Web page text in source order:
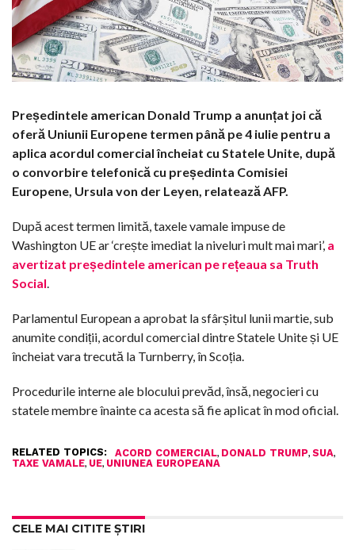
Președintele american Donald Trump a anunțat joi că
oferă Uniunii Europene termen până pe 4 iulie pentru a
aplica acordul comercial încheiat cu Statele Unite, după
o convorbire telefonică cu președinta Comisiei
Europene, Ursula von der Leyen, relatează AFP.
După acest termen limită, taxele vamale impuse de
Washington UE ar ‘crește imediat la niveluri mult mai mari’, a
avertizat președintele american pe rețeaua sa Truth
Social
Parlamentul European a aprobat la sfârșitul lunii martie, sub
anumite condiții, acordul comercial dintre Statele Unite și UE
încheiat vara trecută la Turnberry, în Scoția.
Procedurile interne ale blocului prevăd, însă, negocieri cu
statele membre înainte ca acesta să fie aplicat în mod oficial.
RELATED TOPICS: ACORD COMERCIAL, DONALD TRUMP, SUA,
TAXE VAMALE, UE, UNIUNEA EUROPEANA
CELE MAI CITITE ȘTIRI